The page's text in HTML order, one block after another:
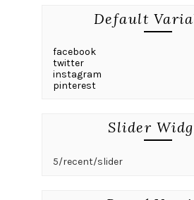
Default
facebook
twitter
instagram
pinterest
Slider
5/recent/slider